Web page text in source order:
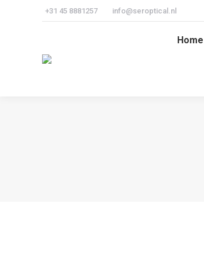
+31 45 8881257 info@seroptical.nl
Home
Home